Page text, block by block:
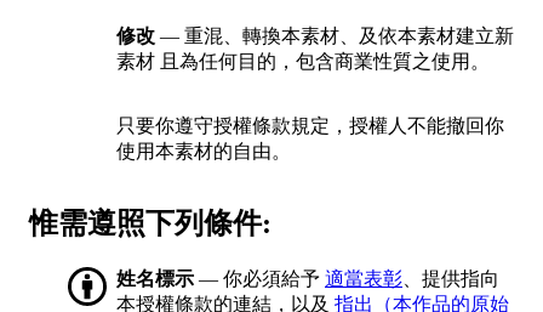
修改 — 重混、轉換本素材、及依本素材建立新
素材 且為任何目的，包含商業性質之使用。
只要你遵守授權條款規定，授權人不能撤回你
使用本素材的自由。
惟需遵照下列條件:
姓名標示 — 你必須給予 適當表彰 、提供指向
本授權條款的連結，以及 指出（本作品的原始